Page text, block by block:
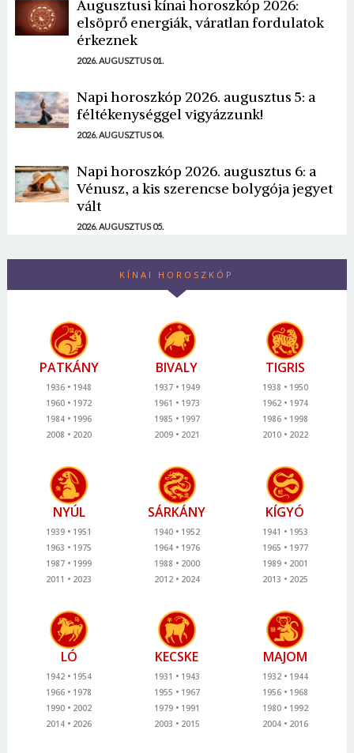
Augusztusi kínai horoszkóp 2026:
elsöprő energiák, váratlan fordulatok
érkeznek
2026. AUGUSZTUS 01.
Napi horoszkóp 2026. augusztus 5: a
féltékenységgel vigyázzunk!
2026. AUGUSZTUS 04.
Napi horoszkóp 2026. augusztus 6: a
Vénusz, a kis szerencse bolygója jegyet
vált
2026. AUGUSZTUS 05.
KÍNAI HOROSZKÓP
PATKÁNY
1936
1948
1960
1972
1984
1996
2008
2020
BIVALY
1937
1949
1961
1973
1985
1997
2009
2021
TIGRIS
1938
1950
1962
1974
1986
1998
2010
2022
NYÚL
1939
1951
1963
1975
1987
1999
2011
2023
SÁRKÁNY
1940
1952
1964
1976
1988
2000
2012
2024
KÍGYÓ
1941
1953
1965
1977
1989
2001
2013
2025
LÓ
1942
1954
1966
1978
1990
2002
2014
2026
KECSKE
1931
1943
1955
1967
1979
1991
2003
2015
MAJOM
1932
1944
1956
1968
1980
1992
2004
2016